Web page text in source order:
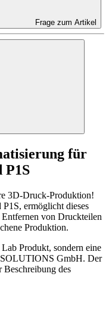
Frage zum Artikel
für
P1S
3D-Druck-Produktion!
ermöglicht dieses
von Druckteilen
Produktion.
Produkt, sondern eine
GmbH. Der
des